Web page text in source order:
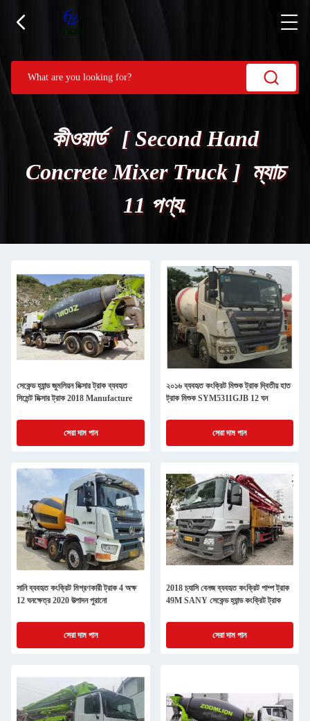
কীওয়ার্ড [ Second Hand
Concrete Mixer Truck ] ম্যাচ
11 পণ্য.
সেকেন্ড হ্যান্ড জুমলিয়ন মিক্সার ট্রাক ব্যবহৃত
সিমেন্ট মিক্সার ট্রাক 2018 Manufacture
সেরা দাম পান
২০১৬ ব্যবহৃত কংক্রিট মিশুক ট্রাক দ্বিতীয় হাত
ট্রাক মিশুক SYM5311GJB 12 ঘন
সেরা দাম পান
সানি ব্যবহৃত কংক্রিট মিশ্রণকারী ট্রাক 4 অক্ষ
12 ঘনক্ষেত্র 2020 উত্পাদন পুরানো
সেরা দাম পান
2018 চ্যাসি বেনজ ব্যবহৃত কংক্রিট পাম্প ট্রাক
49M SANY সেকেন্ড হ্যান্ড কংক্রিট ট্রাক
সেরা দাম পান